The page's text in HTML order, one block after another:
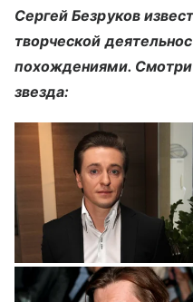
Сергей Безруков
творческой
похождениями.
звезда: